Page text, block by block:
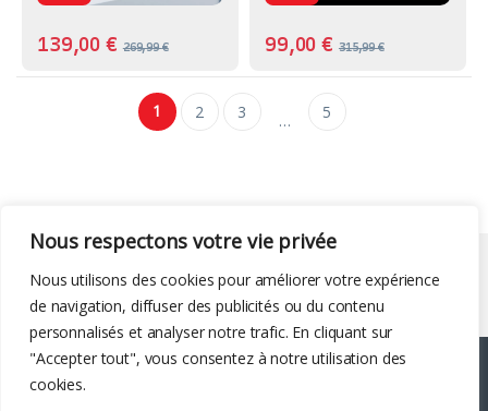
Nous respectons votre vie privée
Nous utilisons des cookies pour améliorer votre expérience
de navigation, diffuser des publicités ou du contenu
personnalisés et analyser notre trafic. En cliquant sur
"Accepter tout", vous consentez à notre utilisation des
cookies.
139,00€ 269,99€ 99,00€ 315,99€
1 2 3 … 5
Liens utiles